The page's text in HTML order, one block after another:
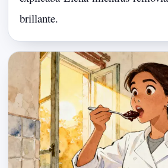
brillante.